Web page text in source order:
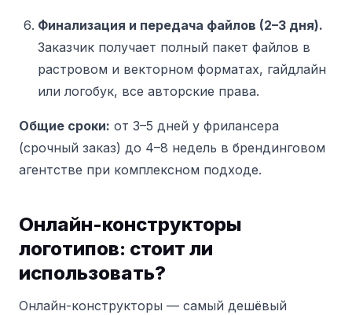
Финализация и передача файлов (2–3 дня).
Заказчик получает полный пакет файлов в
растровом и векторном форматах, гайдлайн
или логобук, все авторские права.
Общие сроки: от 3–5 дней у фрилансера
(срочный заказ) до 4–8 недель в брендинговом
агентстве при комплексном подходе.
Онлайн-конструкторы
логотипов: стоит ли
использовать?
Онлайн-конструкторы — самый дешёвый